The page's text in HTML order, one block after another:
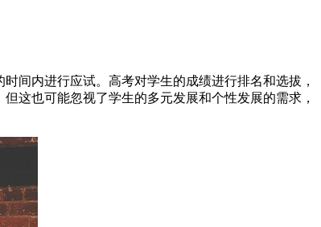
间内进行应试。高考对学生的成绩进行排名和选拔，
这也可能忽视了学生的多元发展和个性发展的需求，